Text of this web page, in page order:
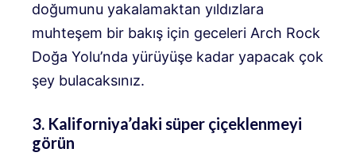
doğumunu yakalamaktan yıldızlara
muhteşem bir bakış için geceleri Arch Rock
Doğa Yolu’nda yürüyüşe kadar yapacak çok
şey bulacaksınız.
3. Kaliforniya’daki süper çiçeklenmeyi
görün